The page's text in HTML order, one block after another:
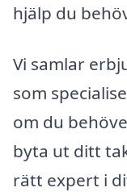
hjälp du
Vi samlar
som
om du
byta ut ditt
rätt expert i